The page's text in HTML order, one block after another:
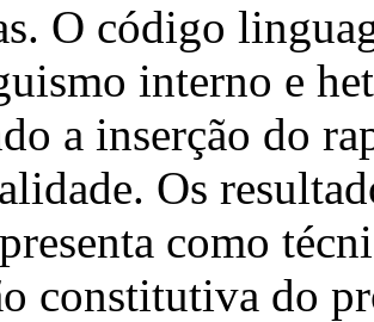
O código
interno e
a inserção do
Os
como
constitutiva do